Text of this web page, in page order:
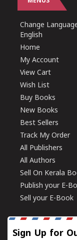
Change
English
Home
My Account
View Cart
Wish List
Buy Books
New Books
Best Sellers
Track My Order
All Publishers
All Authors
Sell On Kerala
Publish your E-
Sell your E-Book
Sign Up for